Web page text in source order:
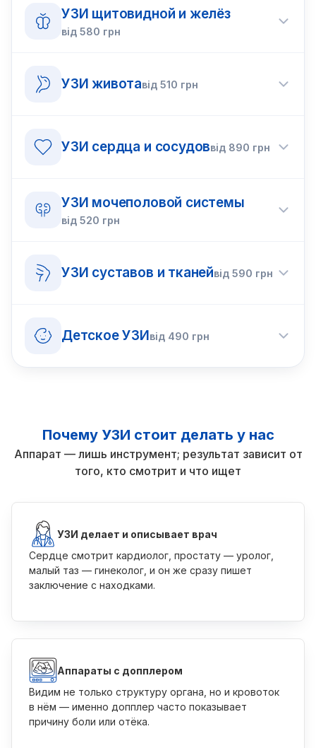
УЗИ щитовидной и желёз
від 580 грн
УЗИ животавід510 грн
УЗИ сердца и сосудоввід 890 грн
УЗИ мочеполовой системы
від 520 грн
УЗИ суставов и тканейвід590 грн
Детское УЗИвід 490 грн
Почему УЗИ стоит делать у нас
Аппарат — лишь инструмент; результат зависит от
того, кто смотрит и что ищет
УЗИ делает и описывает врач
Сердце смотрит кардиолог, простату — уролог,
малый таз — гинеколог, и он же сразу пишет
заключение с находками.
Аппараты с допплером
Видим не только структуру органа, но и кровоток
в нём — именно допплер часто показывает
причину боли или отёка.